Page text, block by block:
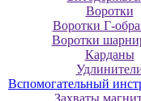
Воротки
Воротки Г-
Воротки
Карданы
Вспомогательный
Захваты